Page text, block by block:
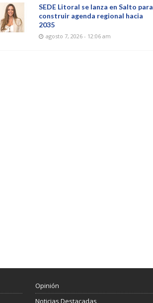
SEDE Litoral se lanza en Salto para
construir agenda regional hacia
2035
agosto 7, 2026 - 12:06 am
Opinión
Noticias Destacadas